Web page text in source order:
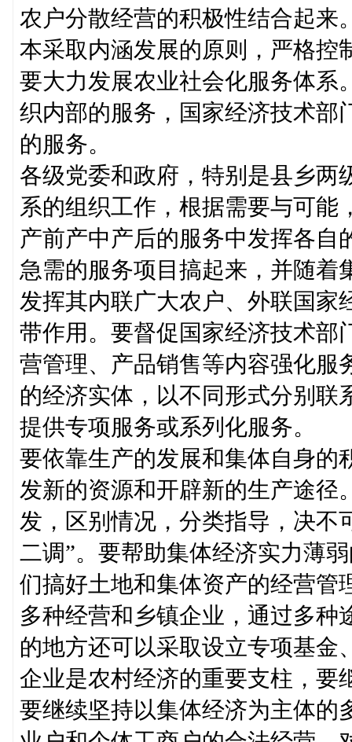
农户分散经营的积极性结合起来
本采取内涵发展的原则，严格控
要大力发展农业社会化服务体系
织内部的服务，国家经济技术部
的服务。
各级党委和政府，特别是县乡两
系的组织工作，根据需要与可能
产前产中产后的服务中发挥各自
急需的服务项目搞起来，并随着
发挥其内联广大农户、外联国家
带作用。要督促国家经济技术部
营管理、产品销售等内容强化服
的经济实体，以不同形式分别联
提供专项服务或系列化服务。
要依靠生产的发展和集体自身的
发新的资源和开辟新的生产途径
发，区别情况，分类指导，决不
二调”。要帮助集体经济实力薄
们搞好土地和集体资产的经营管
多种经营和乡镇企业，通过多种
的地方还可以采取设立专项基金
企业是农村经济的重要支柱，要
要继续坚持以集体经济为主体的